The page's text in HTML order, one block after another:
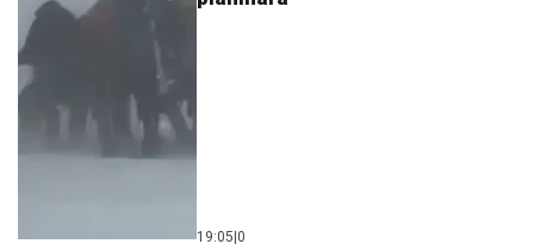
19:05 0